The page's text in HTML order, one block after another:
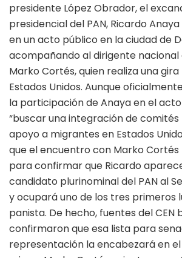
presidente López Obrador, el
presidencial del PAN, Ricardo
en un acto público en la ciudad de
acompañando al dirigente nacional
Marko Cortés, quien realiza una
Estados Unidos. Aunque
la participación de Anaya en el
“buscar una integración de
apoyo a migrantes en Estados
que el encuentro con Marko
para confirmar que Ricardo
candidato plurinominal del PAN al
y ocupará uno de los tres primeros
panista. De hecho, fuentes del CEN
confirmaron que esa lista para
representación la encabezará en